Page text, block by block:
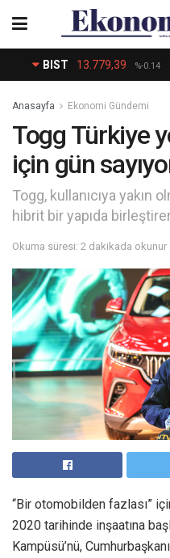
BIST 13.779,39 %-0.14
Anasayfa Ekonomi Gündemi
Togg Türkiye
için gün
Togg, kullanıcıya yakın
hibrit bir yapıda
Okuma süresi: 2 dakikada okunur
“Bir otomobilden fazlası”
2020 tarihinde inşaatına
Kampüsü’nü,